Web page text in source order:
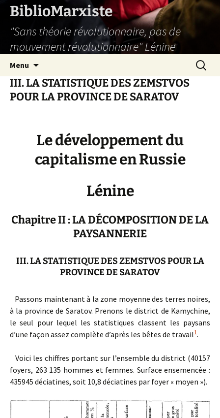
Aller
contenu
BiblioMarxiste
"Sans théorie révolutionnaire, pas de
mouvement révolutionnaire" Lénine
Menu
III. LA STATISTIQUE DES ZEMSTVOS
POUR LA PROVINCE DE SARATOV
Le développement du
capitalisme en Russie
Lénine
Chapitre II : LA DÉCOMPOSITION DE LA
PAYSANNERIE
III. LA STATISTIQUE DES ZEMSTVOS POUR LA
PROVINCE DE SARATOV
Passons maintenant à la zone moyenne des terres noires,
à la province de Saratov. Prenons le district de Kamychine,
le seul pour lequel les statistiques classent les paysans
d’une façon assez complète d’après les bêtes de travail1.
Voici les chiffres portant sur l’ensemble du district (40157
foyers, 263 135 hommes et femmes. Surface ensemencée :
435945 déciatines, soit 10,8 déciatines par foyer « moyen »).